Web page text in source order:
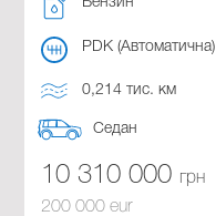
PDK (Автоматична)
0,214 тис. км
Седан
10 310 000 грн
200 000 eur